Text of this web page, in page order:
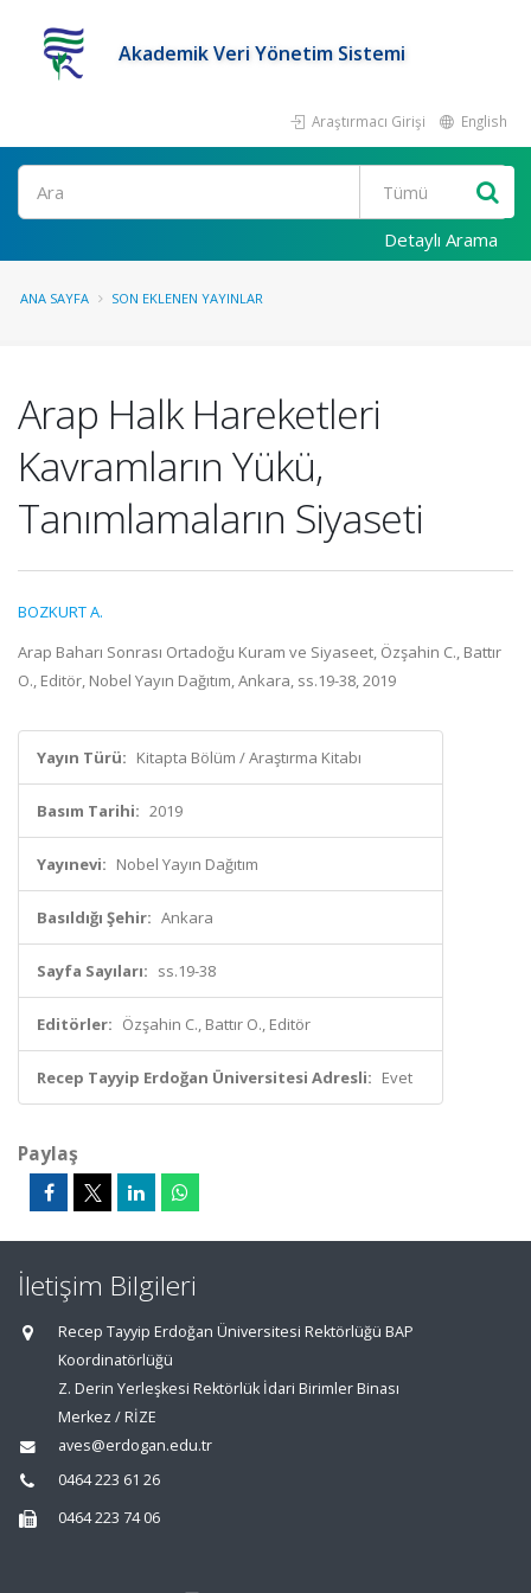
Akademik Veri Yönetim Sistemi
Araştırmacı Girişi English
Ara
Detaylı Arama
ANA SAYFA SON EKLENEN YAYINLAR
Arap Halk Hareketleri
Kavramların Yükü,
Tanımlamaların Siyaseti
BOZKURT A.
Arap Baharı Sonrası Ortadoğu Kuram ve Siyaseet, Özşahin C., Battır
O., Editör, Nobel Yayın Dağıtım, Ankara, ss.19-38, 2019
Yayın Türü: Kitapta Bölüm / Araştırma Kitabı
Basım Tarihi: 2019
Yayınevi: Nobel Yayın Dağıtım
Basıldığı Şehir: Ankara
Sayfa Sayıları: ss.19-38
Editörler: Özşahin C., Battır O., Editör
Recep Tayyip Erdoğan Üniversitesi Adresli: Evet
Paylaş
İletişim Bilgileri
Recep Tayyip Erdoğan Üniversitesi Rektörlüğü BAP
Koordinatörlüğü
Z. Derin Yerleşkesi Rektörlük İdari Birimler Binası
Merkez / RİZE
aves@erdogan.edu.tr
0464 223 61 26
0464 223 74 06